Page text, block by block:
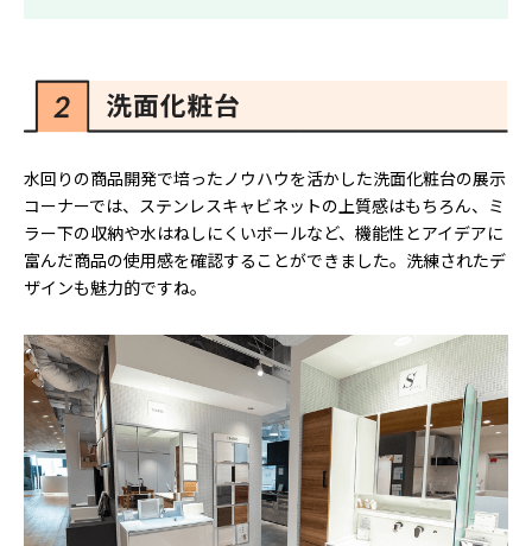
水回りの商品開発で培ったノウハウを活かした洗面化粧台の展示
コーナーでは、ステンレスキャビネットの上質感はもちろん、ミ
ラー下の収納や水はねしにくいボールなど、機能性とアイデアに
富んだ商品の使用感を確認することができました。洗練されたデ
ザインも魅力的ですね。